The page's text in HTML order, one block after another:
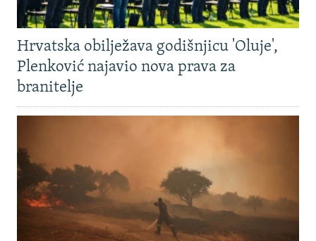
Hrvatska obilježava godišnjicu 'Oluje',
Plenković najavio nova prava za
branitelje